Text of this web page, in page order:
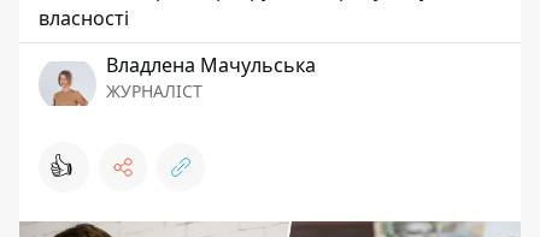
власності
Владлена Мачульська
ЖУРНАЛІСТ
👍